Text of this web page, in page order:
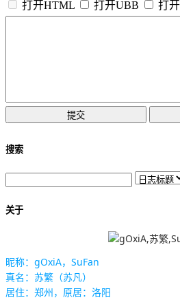
打开HTML 打开UBB 打
搜索
关于
昵称：gOxiA，SuFan
真名：苏繁（苏凡）
居住：郑州，原居：洛阳